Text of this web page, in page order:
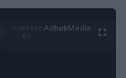
AdhubMedia